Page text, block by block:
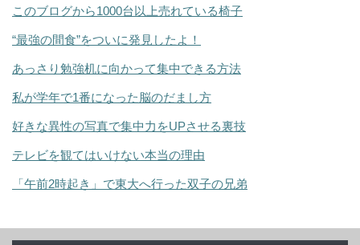
このブログから1000台以上売れている椅子
“最強の間食”をついに発見したよ！
あっさり勉強机に向かって集中できる方法
私が学年で1番になった脳のだまし方
好きな異性の写真で集中力をUPさせる裏技
テレビを観てはいけない本当の理由
「午前2時起き」で東大へ行った双子の兄弟